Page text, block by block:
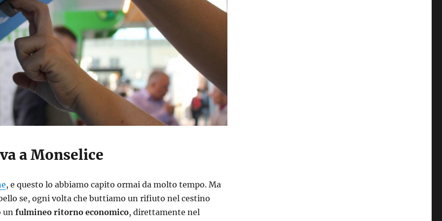
a Monselice
, e questo lo abbiamo capito ormai da molto tempo. Ma
se, ogni volta che buttiamo un rifiuto nel cestino
unfulmineo ritorno economico, direttamente nel